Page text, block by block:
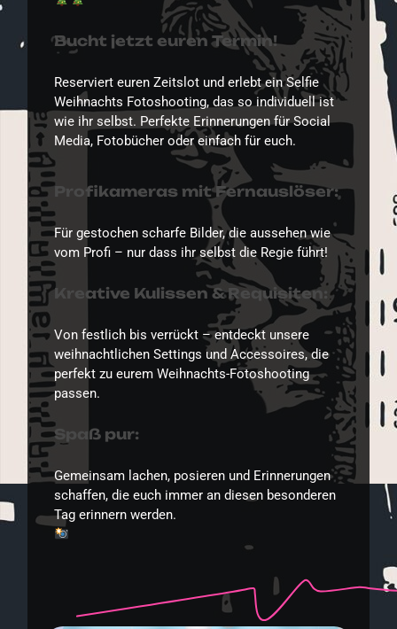
Bucht jetzt euren Termin!
Reserviert euren Zeitslot und erlebt ein Selfie
Weihnachts Fotoshooting, das so individuell ist
wie ihr selbst. Perfekte Erinnerungen für Social
Media, Fotobücher oder einfach für euch.
Profikameras mit Fernauslöser:
Für gestochen scharfe Bilder, die aussehen wie
vom Profi – nur dass ihr selbst die Regie führt!
Kreative Kulissen & Requisiten:
Von festlich bis verrückt – entdeckt unsere
weihnachtlichen Settings und Accessoires, die
perfekt zu eurem Weihnachts-Fotoshooting
passen.
Spaß pur:
Gemeinsam lachen, posieren und Erinnerungen
schaffen, die euch immer an diesen besonderen
Tag erinnern werden.